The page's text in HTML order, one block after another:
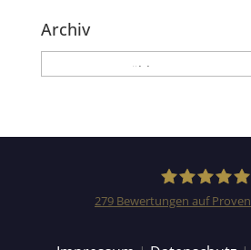
Archiv
279Bewertungen auf
SEHR GUT